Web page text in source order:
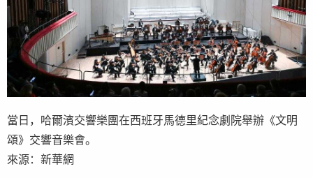
當日，哈爾濱交響樂團在西班牙馬德里紀念劇院舉辦《文明
頌》交響音樂會。
來源：新華網